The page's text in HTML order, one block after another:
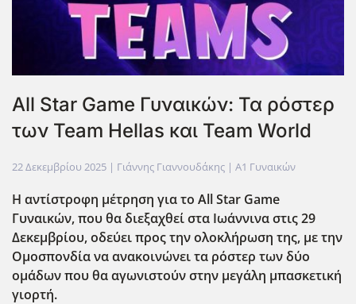
All Star Game Γυναικών: Τα ρόστερ
των Team Hellas και Team World
22 Δεκεμβρίου 2025 | Γιάννης Γιαννουδάκης | Α1 Γυναικών
Η αντίστροφη μέτρηση για το AllStar Game
Γυναικών, που θα διεξαχθεί στα Ιωάννινα στις 29
Δεκεμβρίου, οδεύει προς την ολοκλήρωση της, με την
Ομοσπονδία να ανακοινώνει τα ρόστερ των δύο
ομάδων που θα αγωνιστούν στην μεγάλη μπασκετική
γιορτή.